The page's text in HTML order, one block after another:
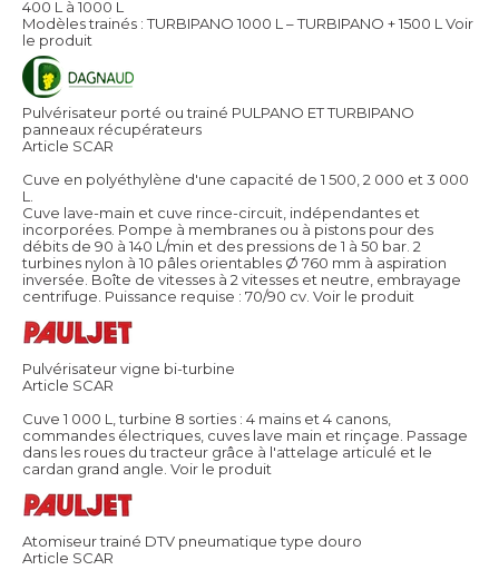
400 L à 1000 L
Modèles trainés : TURBIPANO 1000 L – TURBIPANO + 1500 L Voir
le produit
Pulvérisateur porté ou trainé PULPANO ET TURBIPANO
panneaux récupérateurs
Article SCAR
Cuve en polyéthylène d'une capacité de 1 500, 2 000 et 3 000
L.
Cuve lave-main et cuve rince-circuit, indépendantes et
incorporées. Pompe à membranes ou à pistons pour des
débits de 90 à 140 L/min et des pressions de 1 à 50 bar. 2
turbines nylon à 10 pâles orientables Ø 760 mm à aspiration
inversée. Boîte de vitesses à 2 vitesses et neutre, embrayage
centrifuge. Puissance requise : 70/90 cv. Voir le produit
Pulvérisateur vigne bi-turbine
Article SCAR
Cuve 1 000 L, turbine 8 sorties : 4 mains et 4 canons,
commandes électriques, cuves lave main et rinçage. Passage
dans les roues du tracteur grâce à l'attelage articulé et le
cardan grand angle. Voir le produit
Atomiseur trainé DTV pneumatique type douro
Article SCAR